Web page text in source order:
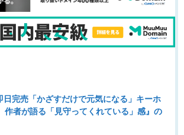
日完売「かざすだけで元気になる」キーホ
者が語る「見守ってくれている」感』の